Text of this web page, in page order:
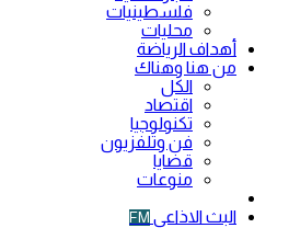
فلسطينيات
محليات
أهداف الرياضة
من هنا وهناك
الكل
اقتصاد
تكنولوجيا
فن وتلفزيون
قضايا
منوعات
البث الاذاعي FM